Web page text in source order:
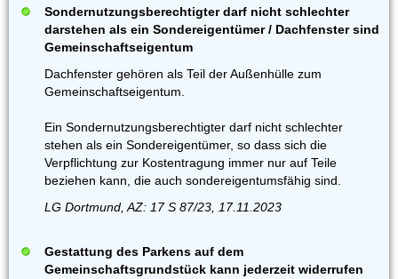
Sondernutzungsberechtigter darf nicht schlechter
darstehen als ein Sondereigentümer / Dachfenster sind
Gemeinschaftseigentum
Dachfenster gehören als Teil der Außenhülle zum
Gemeinschaftseigentum.
Ein Sondernutzungsberechtigter darf nicht schlechter
stehen als ein Sondereigentümer, so dass sich die
Verpflichtung zur Kostentragung immer nur auf Teile
beziehen kann, die auch sondereigentumsfähig sind.
LG Dortmund, AZ: 17 S 87/23, 17.11.2023
Gestattung des Parkens auf dem
Gemeinschaftsgrundstück kann jederzeit widerrufen